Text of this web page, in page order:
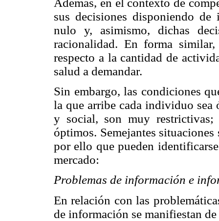
Además, en el contexto de
sus decisiones disponiendo
nulo y, asimismo, dichas
racionalidad. En forma
respecto a la cantidad de
salud a demandar.
Sin embargo, las condiciones
la que arribe cada individuo
y social, son muy restrictivas;
óptimos. Semejantes
por ello que pueden
mercado:
Problemas de información e
En relación con las
de información se manifiestan